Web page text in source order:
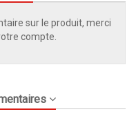
sur le produit, merci
compte.